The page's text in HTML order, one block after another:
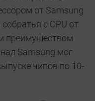
от Samsung
с CPU от
преимуществом
Samsung мог
чипов по 10-